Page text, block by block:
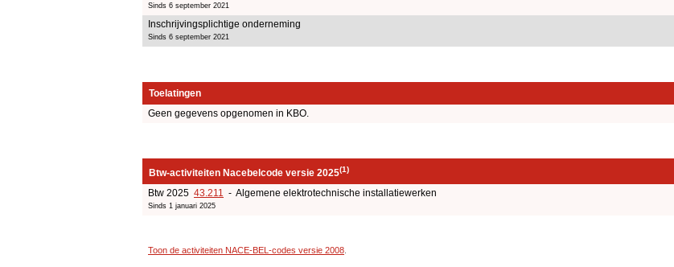
Sinds 6 september 2021
Inschrijvingsplichtige onderneming
Sinds 6 september 2021
Toelatingen
Geen gegevens opgenomen in KBO.
Btw-activiteiten Nacebelcode versie 2025(1)
Btw 2025 43.211 - Algemene elektrotechnische installatiewerken
Sinds 1 januari 2025
Toon de activiteiten NACE-BEL-codes versie 2008